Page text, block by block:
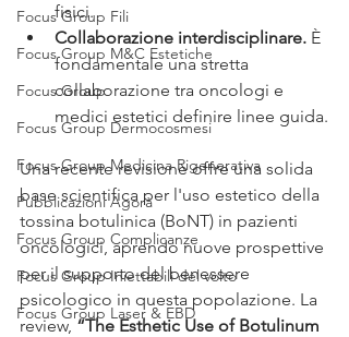
Focus Group Fili
Focus Group M&C Estetiche
Focus Group
Focus Group Dermocosmesi
Focus Group Medicina Rigenerativa
Pubblicazioni Agorà
Focus Group Complicanze
Focus Group Iniettabili del volto
Focus Group Laser & EBD
fisici.
Collaborazione interdisciplinare. È
fondamentale una stretta
collaborazione tra oncologi e
medici estetici definire linee guida.
Una recente revisione offre una solida
base scientifica per l'uso estetico della
tossina botulinica (BoNT) in pazienti
oncologici, aprendo nuove prospettive
per il supporto del benessere
psicologico in questa popolazione. La
review, “The Esthetic Use of Botulinum